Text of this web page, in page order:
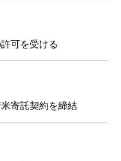
可を受ける
寄託契約を締結